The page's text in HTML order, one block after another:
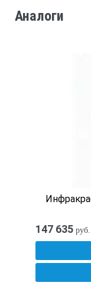
Аналоги
147 635 руб.